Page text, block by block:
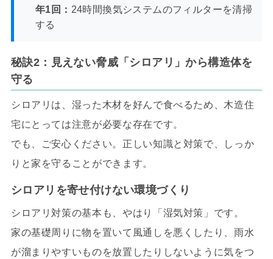
年1回： 24時間換気システムのフィルターを清掃
する
秘訣2：見えない脅威「シロアリ」から構造体を
守る
シロアリは、湿った木材を好んで食べるため、木造住
宅にとっては注意が必要な存在です。
でも、ご安心ください。正しい知識と対策で、しっか
りと家を守ることができます。
シロアリを寄せ付けない環境づくり
シロアリ対策の基本も、やはり「湿気対策」です。
家の基礎周りに物を置いて風通しを悪くしたり、雨水
が溜まりやすいものを放置したりしないように気をつ